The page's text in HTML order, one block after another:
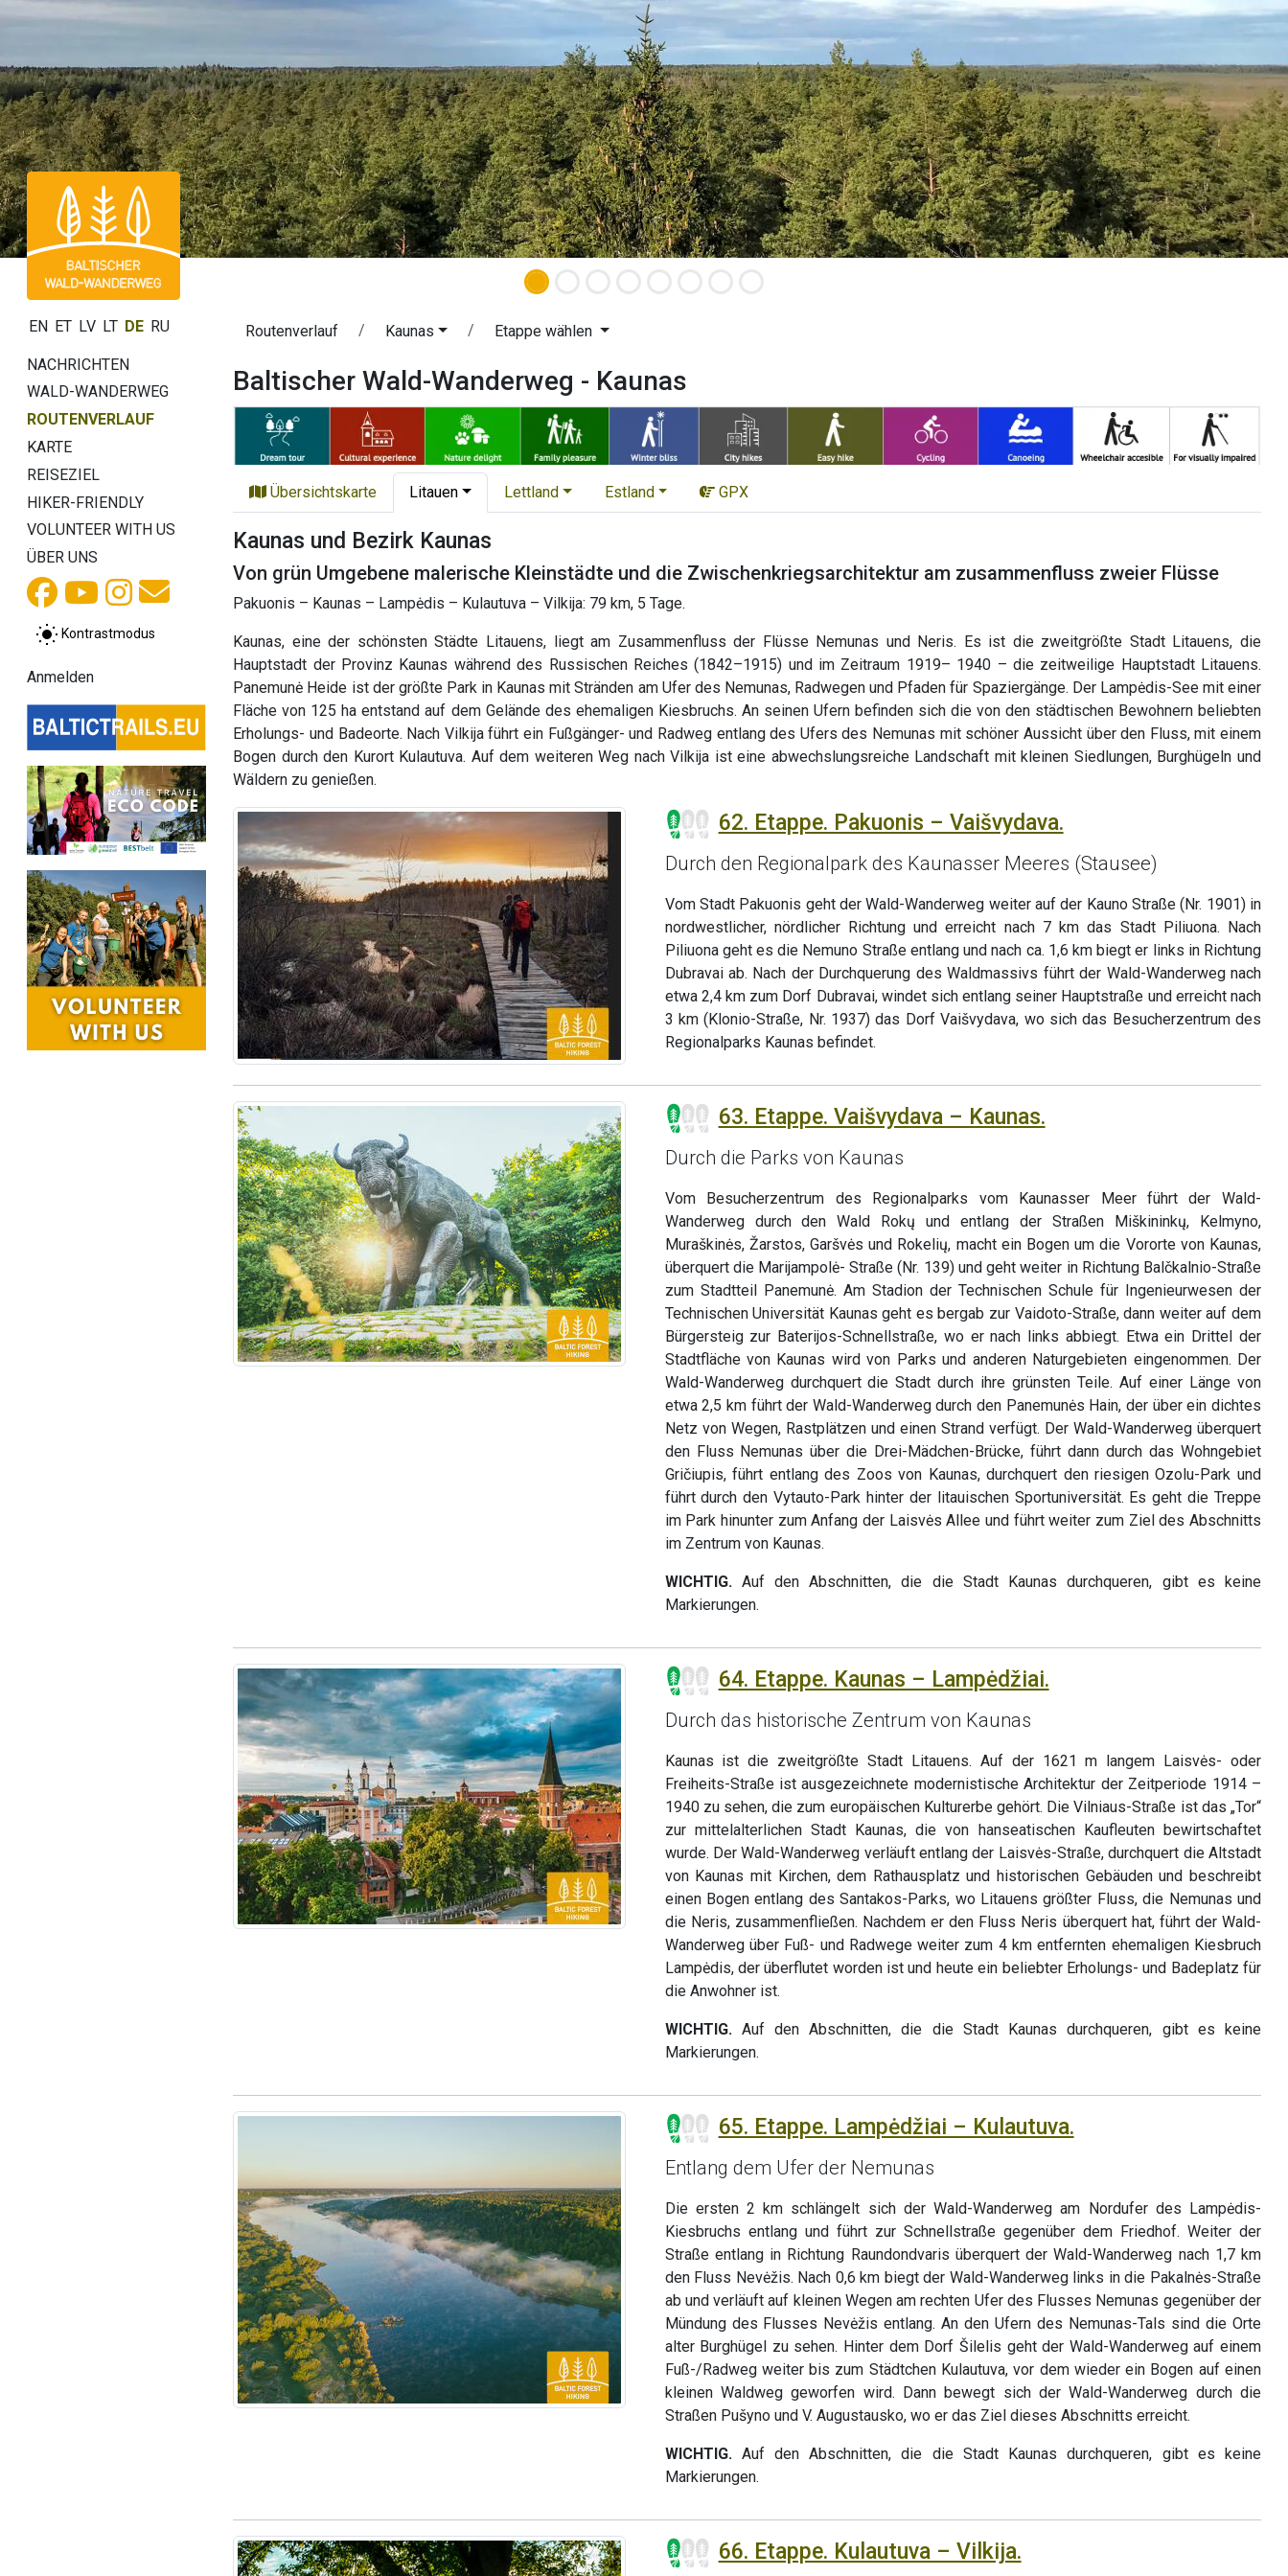
EN ET LV LT DE RU
NACHRICHTEN
WALD-WANDERWEG
ROUTENVERLAUF
KARTE
REISEZIEL
HIKER-FRIENDLY
VOLUNTEER WITH US
ÜBER UNS
Kontrastmodus
Anmelden
Routenverlauf Kaunas Etappe wählen
Baltischer Wald-Wanderweg - Kaunas
Übersichtskarte Litauen Lettland Estland GPX
Kaunas und Bezirk Kaunas
Von grün Umgebene malerische Kleinstädte und die Zwischenkriegsarchitektur am zusammenfluss zweier Flüsse
Pakuonis – Kaunas – Lampėdis – Kulautuva – Vilkija: 79 km, 5 Tage.
Kaunas, eine der schönsten Städte Litauens, liegt am Zusammenfluss der Flüsse Nemunas und Neris. Es ist die zweitgrößte Stadt Litauens, die
Hauptstadt der Provinz Kaunas während des Russischen Reiches (1842–1915) und im Zeitraum 1919– 1940 – die zeitweilige Hauptstadt Litauens.
Panemunė Heide ist der größte Park in Kaunas mit Stränden am Ufer des Nemunas, Radwegen und Pfaden für Spaziergänge. Der Lampėdis-See mit einer
Fläche von 125 ha entstand auf dem Gelände des ehemaligen Kiesbruchs. An seinen Ufern befinden sich die von den städtischen Bewohnern beliebten
Erholungs- und Badeorte. Nach Vilkija führt ein Fußgänger- und Radweg entlang des Ufers des Nemunas mit schöner Aussicht über den Fluss, mit einem
Bogen durch den Kurort Kulautuva. Auf dem weiteren Weg nach Vilkija ist eine abwechslungsreiche Landschaft mit kleinen Siedlungen, Burghügeln und
Wäldern zu genießen.
62. Etappe. Pakuonis – Vaišvydava.
Durch den Regionalpark des Kaunasser Meeres (Stausee)
Vom Stadt Pakuonis geht der Wald-Wanderweg weiter auf der Kauno Straße (Nr. 1901) in
nordwestlicher, nördlicher Richtung und erreicht nach 7 km das Stadt Piliuona. Nach
Piliuona geht es die Nemuno Straße entlang und nach ca. 1,6 km biegt er links in Richtung
Dubravai ab. Nach der Durchquerung des Waldmassivs führt der Wald-Wanderweg nach
etwa 2,4 km zum Dorf Dubravai, windet sich entlang seiner Hauptstraße und erreicht nach
3 km (Klonio-Straße, Nr. 1937) das Dorf Vaišvydava, wo sich das Besucherzentrum des
Regionalparks Kaunas befindet.
63. Etappe. Vaišvydava – Kaunas.
Durch die Parks von Kaunas
Vom Besucherzentrum des Regionalparks vom Kaunasser Meer führt der Wald-
Wanderweg durch den Wald Rokų und entlang der Straßen Miškininkų, Kelmyno,
Muraškinės, Žarstos, Garšvės und Rokelių, macht ein Bogen um die Vororte von Kaunas,
überquert die Marijampolė- Straße (Nr. 139) und geht weiter in Richtung Balčkalnio-Straße
zum Stadtteil Panemunė. Am Stadion der Technischen Schule für Ingenieurwesen der
Technischen Universität Kaunas geht es bergab zur Vaidoto-Straße, dann weiter auf dem
Bürgersteig zur Baterijos-Schnellstraße, wo er nach links abbiegt. Etwa ein Drittel der
Stadtfläche von Kaunas wird von Parks und anderen Naturgebieten eingenommen. Der
Wald-Wanderweg durchquert die Stadt durch ihre grünsten Teile. Auf einer Länge von
etwa 2,5 km führt der Wald-Wanderweg durch den Panemunės Hain, der über ein dichtes
Netz von Wegen, Rastplätzen und einen Strand verfügt. Der Wald-Wanderweg überquert
den Fluss Nemunas über die Drei-Mädchen-Brücke, führt dann durch das Wohngebiet
Gričiupis, führt entlang des Zoos von Kaunas, durchquert den riesigen Ozolu-Park und
führt durch den Vytauto-Park hinter der litauischen Sportuniversität. Es geht die Treppe
im Park hinunter zum Anfang der Laisvės Allee und führt weiter zum Ziel des Abschnitts
im Zentrum von Kaunas.
WICHTIG. Auf den Abschnitten, die die Stadt Kaunas durchqueren, gibt es keine
Markierungen.
64. Etappe. Kaunas – Lampėdžiai.
Durch das historische Zentrum von Kaunas
Kaunas ist die zweitgrößte Stadt Litauens. Auf der 1621 m langem Laisvės- oder
Freiheits-Straße ist ausgezeichnete modernistische Architektur der Zeitperiode 1914 –
1940 zu sehen, die zum europäischen Kulturerbe gehört. Die Vilniaus-Straße ist das „Tor“
zur mittelalterlichen Stadt Kaunas, die von hanseatischen Kaufleuten bewirtschaftet
wurde. Der Wald-Wanderweg verläuft entlang der Laisvės-Straße, durchquert die Altstadt
von Kaunas mit Kirchen, dem Rathausplatz und historischen Gebäuden und beschreibt
einen Bogen entlang des Santakos-Parks, wo Litauens größter Fluss, die Nemunas und
die Neris, zusammenfließen. Nachdem er den Fluss Neris überquert hat, führt der Wald-
Wanderweg über Fuß- und Radwege weiter zum 4 km entfernten ehemaligen Kiesbruch
Lampėdis, der überflutet worden ist und heute ein beliebter Erholungs- und Badeplatz für
die Anwohner ist.
WICHTIG. Auf den Abschnitten, die die Stadt Kaunas durchqueren, gibt es keine
Markierungen.
65. Etappe. Lampėdžiai – Kulautuva.
Entlang dem Ufer der Nemunas
Die ersten 2 km schlängelt sich der Wald-Wanderweg am Nordufer des Lampėdis-
Kiesbruchs entlang und führt zur Schnellstraße gegenüber dem Friedhof. Weiter der
Straße entlang in Richtung Raundondvaris überquert der Wald-Wanderweg nach 1,7 km
den Fluss Nevėžis. Nach 0,6 km biegt der Wald-Wanderweg links in die Pakalnės-Straße
ab und verläuft auf kleinen Wegen am rechten Ufer des Flusses Nemunas gegenüber der
Mündung des Flusses Nevėžis entlang. An den Ufern des Nemunas-Tals sind die Orte
alter Burghügel zu sehen. Hinter dem Dorf Šilelis geht der Wald-Wanderweg auf einem
Fuß-/Radweg weiter bis zum Städtchen Kulautuva, vor dem wieder ein Bogen auf einen
kleinen Waldweg geworfen wird. Dann bewegt sich der Wald-Wanderweg durch die
Straßen Pušyno und V. Augustausko, wo er das Ziel dieses Abschnitts erreicht.
WICHTIG. Auf den Abschnitten, die die Stadt Kaunas durchqueren, gibt es keine
Markierungen.
66. Etappe. Kulautuva – Vilkija.